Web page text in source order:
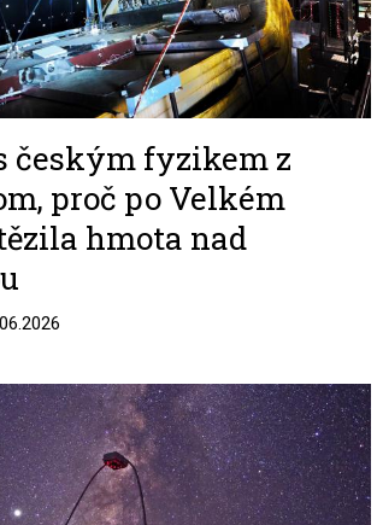
českým fyzikem z
proč po Velkém
hmota nad